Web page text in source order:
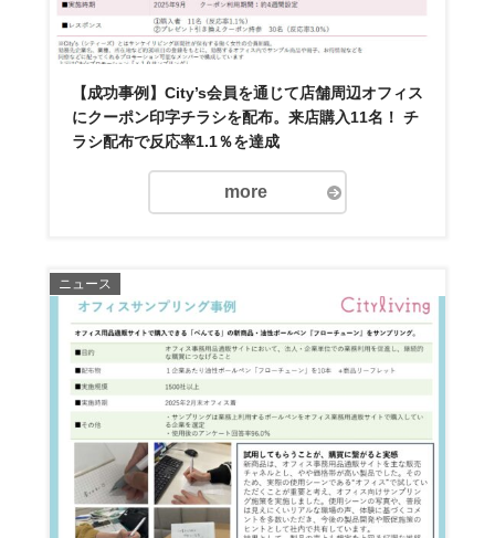
【成功事例】City’s会員を通じて店舗周辺オフィス
にクーポン印字チラシを配布。来店購入11名！ チ
ラシ配布で反応率1.1％を達成
more
ニュース